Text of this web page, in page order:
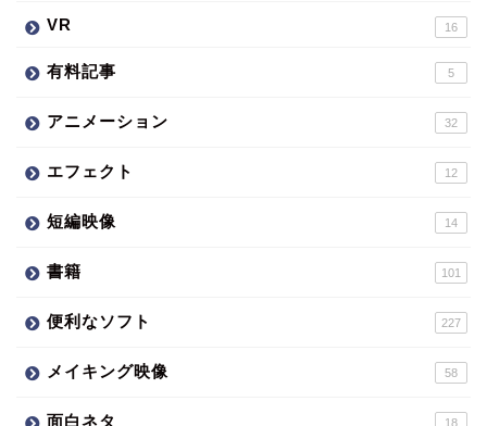
VR 16
有料記事 5
アニメーション 32
エフェクト 12
短編映像 14
書籍 101
便利なソフト 227
メイキング映像 58
面白ネタ 18